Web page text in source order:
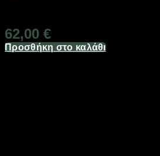
62,00 €
Προσθήκη στο καλάθι